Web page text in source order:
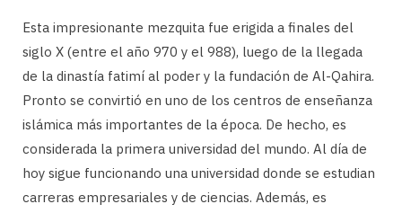
Esta impresionante mezquita fue erigida a finales del
siglo X (entre el año 970 y el 988), luego de la llegada
de la dinastía fatimí al poder y la fundación de Al-Qahira.
Pronto se convirtió en uno de los centros de enseñanza
islámica más importantes de la época. De hecho, es
considerada la primera universidad del mundo. Al día de
hoy sigue funcionando una universidad donde se estudian
carreras empresariales y de ciencias. Además, es